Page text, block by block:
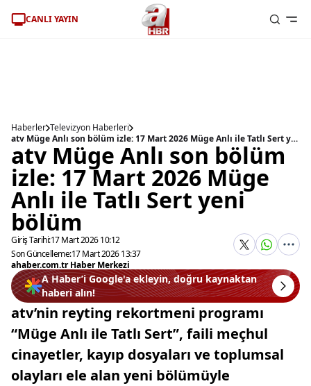
CANLI YAYIN
Haberler Televizyon Haberleri
atv Müge Anlı son bölüm izle: 17 Mart 2026 Müge Anlı ile Tatlı Sert yeni bölüm
atv Müge Anlı son bölüm
izle: 17 Mart 2026 Müge
Anlı ile Tatlı Sert yeni
bölüm
Giriş Tarihi:17 Mart 2026 10:12
Son Güncelleme:17 Mart 2026 13:37
ahaber.com.tr Haber Merkezi
A Haber’i Google'a ekleyin, doğru kaynaktan
haberi alın!
atv’nin reyting rekortmeni programı
“Müge Anlı ile Tatlı Sert”, faili meçhul
cinayetler, kayıp dosyaları ve toplumsal
olayları ele alan yeni bölümüyle